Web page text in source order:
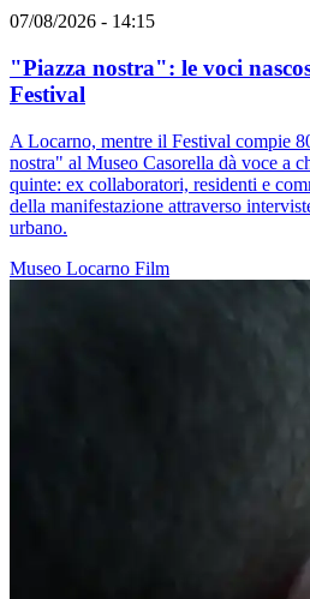
07/08/2026 - 14:15
"Piazza nostra": le voci
Festival
A Locarno, mentre il Festival compie
nostra" al Museo Casorella dà voce a
quinte: ex collaboratori, residenti e
della manifestazione attraverso
urbano.
Museo Locarno Film